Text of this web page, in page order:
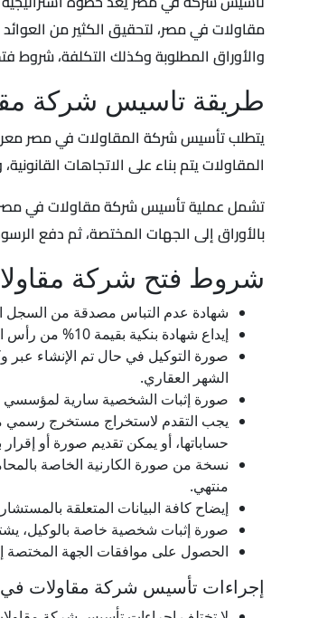
مقاولات في مصر، لتحقيق الكثير من
والأوراق المطلوبة وكذلك التكلفة،
طريقة تاسيس شركة
يتطلب تأسيس شركة المقاولات في مصر
المقاولات يتم بناء على الاتجاهات
تشمل عملية تأسيس شركة مقاولات في مصر
بالأوراق إلى الجهات المختصة، ثم دفع
شروط فتح شركة
شهادة عدم التباس مصدقة من السجل
إيداع شهادة بنكية بقيمة 10% من رأس المال، وتستكمل إلى 25% خلال 3 أشهر، ثم 100% خلال 5 سنوات، على ألا يقل رأس المال عن 250.000 في حال كانت شركة توصية بالأسهم.
صورة التوكيل في حال تم الإنشاء عبر
الشهر العقاري.
صورة إثبات الشخصية سارية لمؤسسي
يجب التقدم لاستخراج مستخرج رسمي من
حساباتها، أو يمكن تقديم صورة أو
نسخة من صورة الكارنية الخاصة
منتهي.
إيضاح كافة البيانات المتعلقة
صورة إثبات شخصية خاصة بالوكيل،
الحصول على موافقات الجهة
إجراءات تأسيس شركة مقاولات